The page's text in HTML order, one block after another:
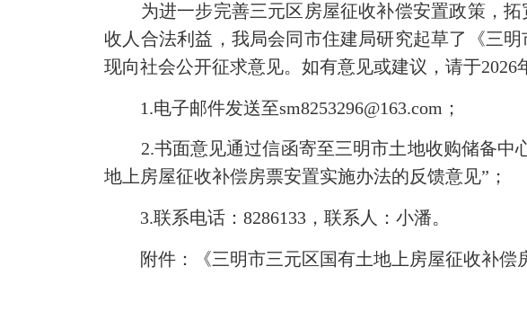
为进一步完善三元区房屋征收补偿安置政策，拓
收人合法利益，我局会同市住建局研究起草了《三
现向社会公开征求意见。如有意见或建议，请于
1.电子邮件发送至sm8253296@163.com；
2.书面意见通过信函寄至三明市土地收购储备中
地上房屋征收补偿房票安置实施办法的反馈意见”；
3.联系电话：8286133，联系人：小潘。
附件：《三明市三元区国有土地上房屋征收补偿